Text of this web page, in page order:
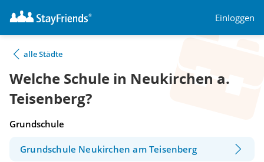
Einloggen
alle Städte
Welche Schule in Neukirchen a.
Teisenberg?
Grundschule
Grundschule Neukirchen am Teisenberg